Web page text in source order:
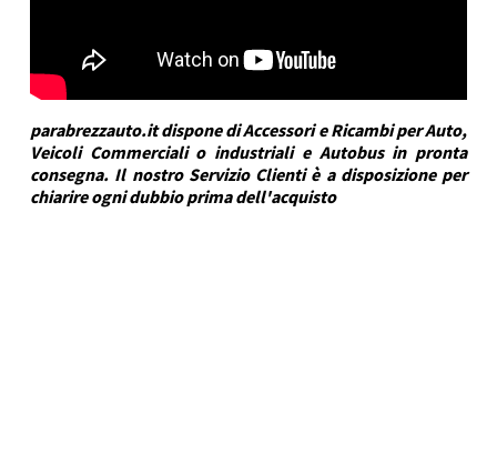
parabrezzauto.it dispone di Accessori e Ricambi per Auto,
Veicoli Commerciali o industriali e Autobus in pronta
consegna. Il nostro Servizio Clienti è a disposizione per
chiarire ogni dubbio prima dell'acquisto